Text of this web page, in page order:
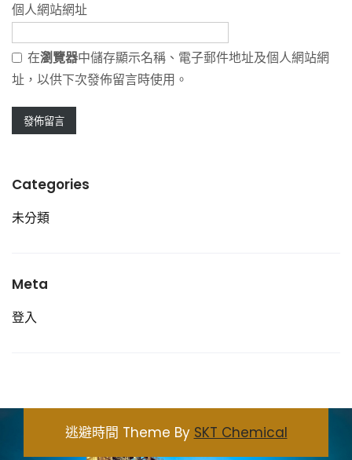
個人網站網址
在瀏覽器中儲存顯示名稱、電子郵件地址及個人網站網
址，以供下次發佈留言時使用。
Categories
未分類
Meta
登入
逃避時間 Theme By SKT Chemical